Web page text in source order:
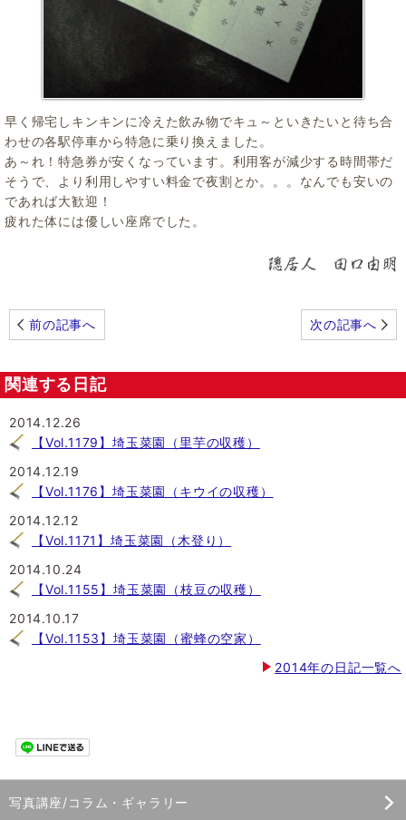
早く帰宅しキンキンに冷えた飲み物でキュ～といきたいと待ち合
わせの各駅停車から特急に乗り換えました。
あ～れ！特急券が安くなっています。利用客が減少する時間帯だ
そうで、より利用しやすい料金で夜割とか。。。なんでも安いの
であれば大歓迎！
疲れた体には優しい座席でした。
前の記事へ 次の記事へ
関連する日記
2014.12.26
【Vol.1179】埼玉菜園（里芋の収穫）
2014.12.19
【Vol.1176】埼玉菜園（キウイの収穫）
2014.12.12
【Vol.1171】埼玉菜園（木登り）
2014.10.24
【Vol.1155】埼玉菜園（枝豆の収穫）
2014.10.17
【Vol.1153】埼玉菜園（蜜蜂の空家）
2014年の日記一覧へ
写真講座/コラム・ギャラリー